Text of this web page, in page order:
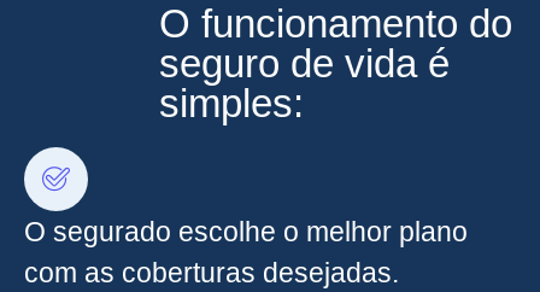
O funcionamento do
seguro de vida é
simples:
O segurado escolhe o melhor plano
com as coberturas desejadas.